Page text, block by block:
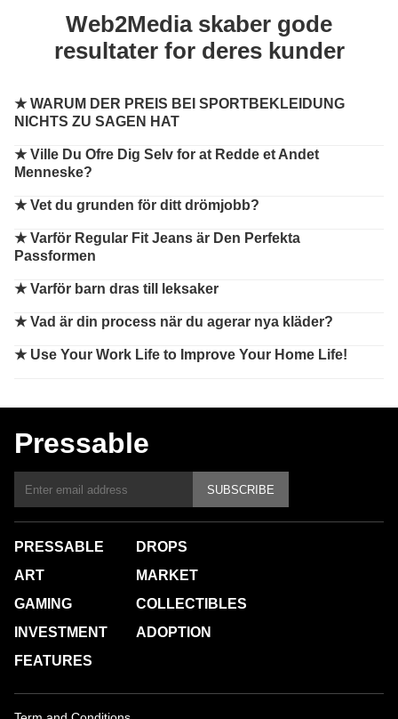
Web2Media skaber gode
resultater for deres kunder
★WARUM DER PREIS BEI SPORTBEKLEIDUNG
NICHTS ZU SAGEN HAT
★Ville Du Ofre Dig Selv for at Redde et Andet
Menneske?
★Vet du grunden för ditt drömjobb?
★Varför Regular Fit Jeans är Den Perfekta
Passformen
★Varför barn dras till leksaker
★Vad är din process när du agerar nya kläder?
★ Use Your Work Life to Improve Your Home Life!
Pressable
SUBSCRIBE
PRESSABLE
ART
GAMING
INVESTMENT
FEATURES
DROPS
MARKET
COLLECTIBLES
ADOPTION